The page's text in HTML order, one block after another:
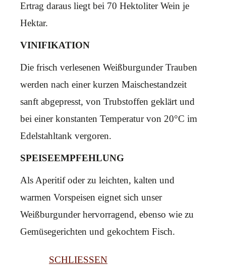
Ertrag daraus liegt bei 70 Hektoliter Wein je
Hektar.
VINIFIKATION
Die frisch verlesenen Weißburgunder Trauben
werden nach einer kurzen Maischestandzeit
sanft abgepresst, von Trubstoffen geklärt und
bei einer konstanten Temperatur von 20°C im
Edelstahltank vergoren.
SPEISEEMPFEHLUNG
Als Aperitif oder zu leichten, kalten und
warmen Vorspeisen eignet sich unser
Weißburgunder hervorragend, ebenso wie zu
Gemüsegerichten und gekochtem Fisch.
SCHLIESSEN